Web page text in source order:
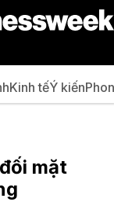
Kinh tếÝ kiến
mặt